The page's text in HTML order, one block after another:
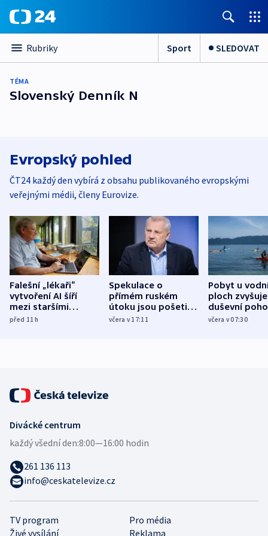
Rubriky Sport SLEDOVAT
TÉMA
Slovenský Denník N
Evropský pohled
ČT24 každý den vybírá z obsahu publikovaného evropskými
veřejnými médii, členy Eurovize.
Falešní „lékaři“
vytvoření AI šíří
mezi staršími
Poláky nebezpečné
před 11h
Spekulace o
přímém ruském
útoku jsou pošetilé,
míní estonský
včera v 17:11
Pobyt u
ploch zvyšuje
duševní
ukázala
včera v 07:30
TV program
Pro média
Živé vysílání
Reklama
Divácké centrum
každý všední den:8:00—16:00 hodin
261 136 113
info@ceskatelevize.cz